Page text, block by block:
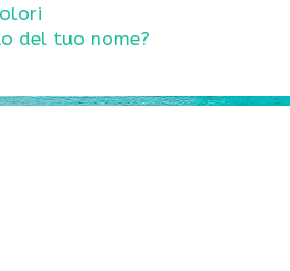
del tuo nome?